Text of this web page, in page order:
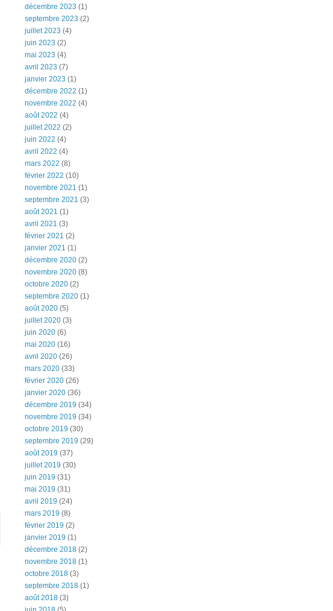
décembre 2023 (1)
septembre 2023 (2)
juillet 2023 (4)
juin 2023 (2)
mai 2023 (4)
avril 2023 (7)
janvier 2023 (1)
décembre 2022 (1)
novembre 2022 (4)
août 2022 (4)
juillet 2022 (2)
juin 2022 (4)
avril 2022 (4)
mars 2022 (8)
février 2022 (10)
novembre 2021 (1)
septembre 2021 (3)
août 2021 (1)
avril 2021 (3)
février 2021 (2)
janvier 2021 (1)
décembre 2020 (2)
novembre 2020 (8)
octobre 2020 (2)
septembre 2020 (1)
août 2020 (5)
juillet 2020 (3)
juin 2020 (6)
mai 2020 (16)
avril 2020 (26)
mars 2020 (33)
février 2020 (26)
janvier 2020 (36)
décembre 2019 (34)
novembre 2019 (34)
octobre 2019 (30)
septembre 2019 (29)
août 2019 (37)
juillet 2019 (30)
juin 2019 (31)
mai 2019 (31)
avril 2019 (24)
mars 2019 (8)
février 2019 (2)
janvier 2019 (1)
décembre 2018 (2)
novembre 2018 (1)
octobre 2018 (3)
septembre 2018 (1)
août 2018 (3)